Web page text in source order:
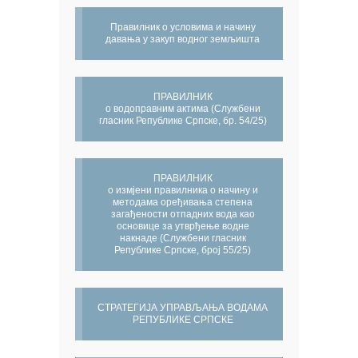
Правилник о условима и начину
давања у закуп водног земљишта
ПРАВИЛНИК
о водоправним актима (Службени
гласник Републике Српске, бр. 54/25)
ПРАВИЛНИК
о измјени правилника о начину и
методама оређивања степена
загађености отпадних вода као
основице за утврђење водне
накнаде (Службени гласник
Републике Српске, број 55/25)
СТРАТЕГИЈА УПРАВЉАЊА ВОДАМА
РЕПУБЛИКЕ СРПСКЕ